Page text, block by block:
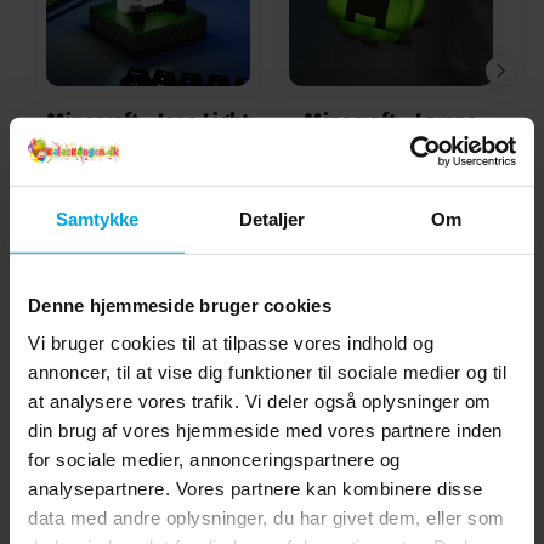
Samtykke Detaljer Om
Denne hjemmeside bruger cookies
Vi bruger cookies til at tilpasse vores indhold og
annoncer, til at vise dig funktioner til sociale medier og til
at analysere vores trafik. Vi deler også oplysninger om
din brug af vores hjemmeside med vores partnere inden
for sociale medier, annonceringspartnere og
analysepartnere. Vores partnere kan kombinere disse
data med andre oplysninger, du har givet dem, eller som
Minecraft - Icon Light
Panda
Pris:139 kr.
139 kr.
Minecraft - Lampe
Creeper
Pris:149 kr.
149 kr.
Andre købte også